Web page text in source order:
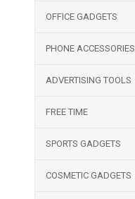
OFFICE GADGETS
PHONE ACCESSORIES
ADVERTISING TOOLS
FREE TIME
SPORTS GADGETS
COSMETIC GADGETS